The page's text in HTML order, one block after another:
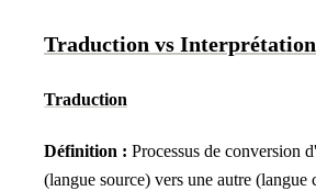
Traduction vs Interprétation
Traduction
Définition : Processus de conversion
(langue source) vers une autre